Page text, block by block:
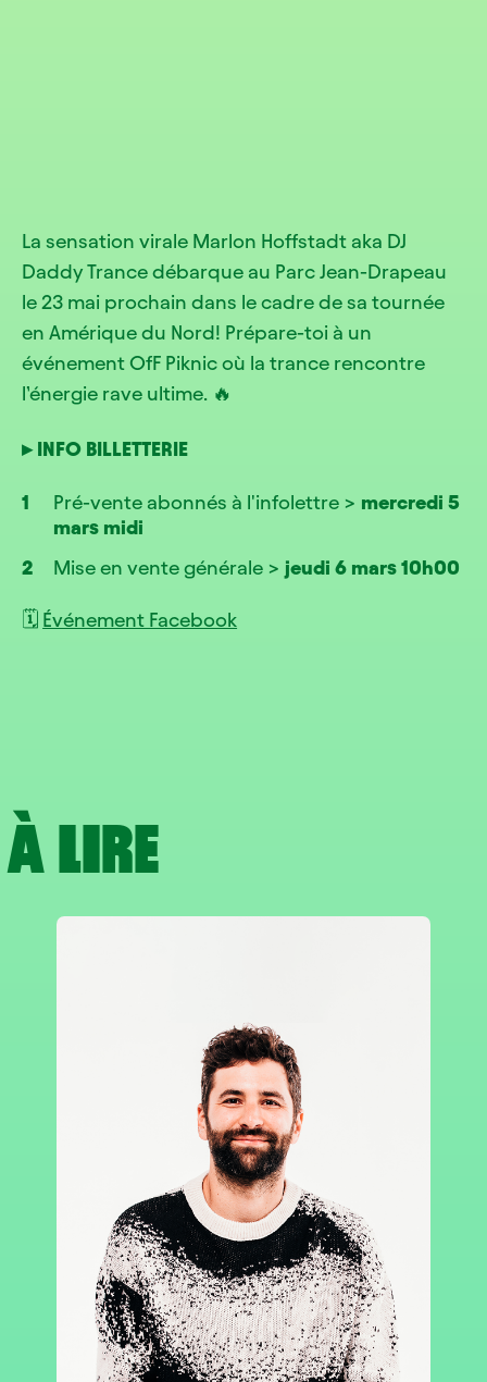
La sensation virale Marlon Hoffstadt aka DJ
Daddy Trance débarque au Parc Jean-Drapeau
le 23 mai prochain dans le cadre de sa tournée
en Amérique du Nord! Prépare-toi à un
événement OfF Piknic où la trance rencontre
l’énergie rave ultime. 🔥
▸ INFO BILLETTERIE
Pré-vente abonnés à l'infolettre > mercredi 5
mars midi
Mise en vente générale > jeudi 6 mars 10h00
🗓️ Événement Facebook
À LIRE